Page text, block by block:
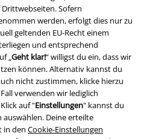
Sofern
werden, erfolgt dies nur zu
geltenden EU-Recht einem
und entsprechend
„Geht klar!“ willigst du ein, dass wir
können. Alternativ kannst du
nicht zustimmen, klicke hierzu
verwenden wir lediglich
auf "Einstellungen" kannst du
Deine erteilte
in den Cookie-Einstellungen